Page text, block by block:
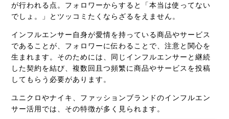
が行われる点。フォロワーからすると「本当は使ってない
でしょ。」とツッコミたくならざるをえません。
インフルエンサー自身が愛情を持っている商品やサービス
であることが、フォロワーに伝わることで、注意と関心を
生まれます。そのためには、同じインフルエンサーと継続
した契約を結び、複数回且つ頻繁に商品やサービスを投稿
してもらう必要があります。
ユニクロやナイキ、ファッションブランドのインフルエン
サー活用では、その特徴が多く見られます。